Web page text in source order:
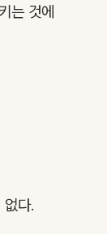
는 것에
다.